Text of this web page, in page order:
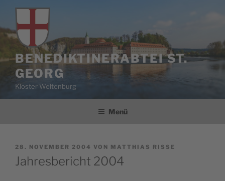
Zum
springen
BENEDIKTINERABTEI ST.
GEORG
Kloster Weltenburg
Menü
VERÖFFENTLICHT
AM
28. NOVEMBER 2004 VON MATTHIAS RISSE
Jahresbericht 2004